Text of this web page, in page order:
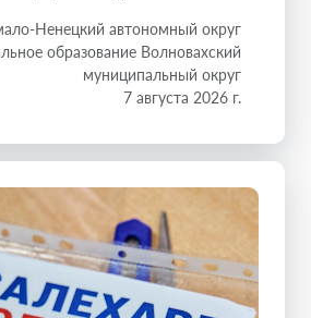
Ненецкий автономный округ
образование Волновахский
муниципальный округ
7 августа 2026 г.